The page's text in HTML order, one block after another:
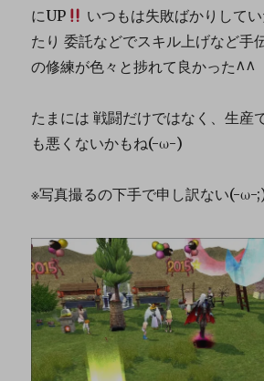
にUP
いつもは失敗ばかりして
たり 委託などでスキル上げなど手
の修練が色々と捗れて良かった^^
たまには 戦闘だけではなく、生産
も悪くないかもね(-ω-)
※写真撮るの下手で申し訳ない(-ω-